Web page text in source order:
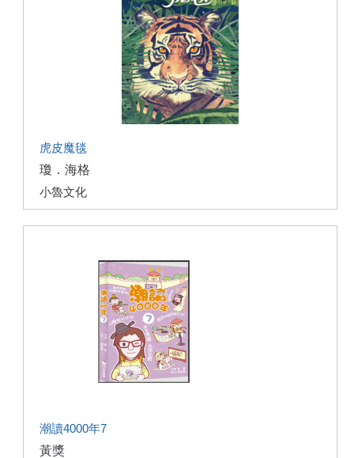
虎皮魔毯
瓊．海格
小魯文化
潮讀4000年7
黃獎